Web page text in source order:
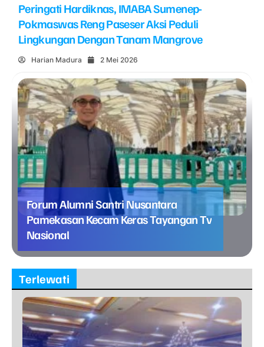
Peringati Hardiknas, IMABA Sumenep-
Pokmaswas Reng Paseser Aksi Peduli
Lingkungan Dengan Tanam Mangrove
Harian Madura 2 Mei 2026
Forum Alumni Santri Nusantara
Pamekasan Kecam Keras Tayangan Tv
Nasional
Terlewati